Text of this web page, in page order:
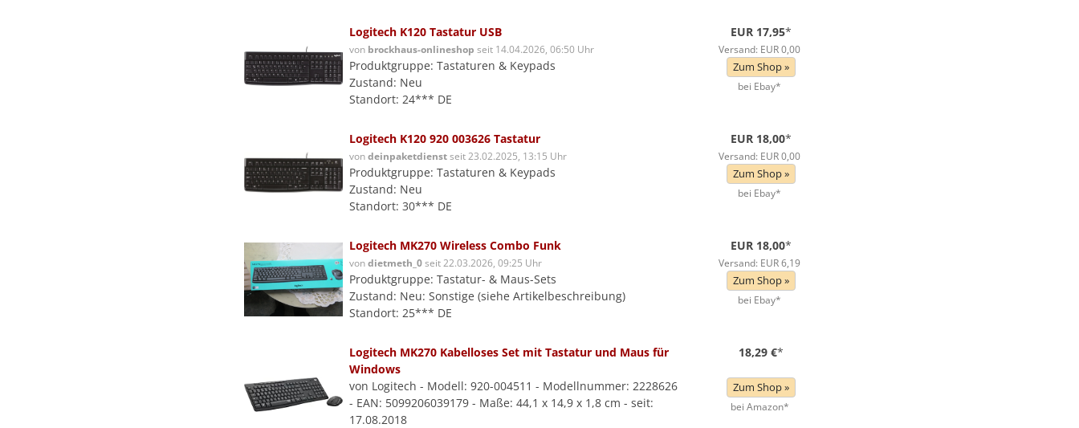
Logitech K120 Tastatur USB
von brockhaus-onlineshop seit 14.04.2026, 06:50 Uhr
Produktgruppe: Tastaturen & Keypads
Zustand: Neu
Standort: 24*** DE
EUR 17,95*
Versand: EUR 0,00
Zum Shop »
bei Ebay*
Logitech K120 920 003626 Tastatur
vondeinpaketdienstseit 23.02.2025, 13:15 Uhr
Produktgruppe: Tastaturen & Keypads
Zustand: Neu
Standort: 30*** DE
EUR 18,00*
Versand: EUR 0,00
Zum Shop »
bei Ebay*
Logitech MK270 Wireless Combo Funk
vondietmeth_0seit 22.03.2026, 09:25 Uhr
Produktgruppe: Tastatur- & Maus-Sets
Zustand: Neu: Sonstige (siehe Artikelbeschreibung)
Standort: 25*** DE
EUR 18,00*
Versand: EUR 6,19
Zum Shop »
bei Ebay*
Logitech MK270 Kabelloses Set mit Tastatur und Maus für
Windows
von Logitech - Modell: 920-004511 - Modellnummer: 2228626
- EAN: 5099206039179 - Maße: 44,1 x 14,9 x 1,8 cm - seit:
17.08.2018
18,29 €*
Zum Shop »
bei Amazon*